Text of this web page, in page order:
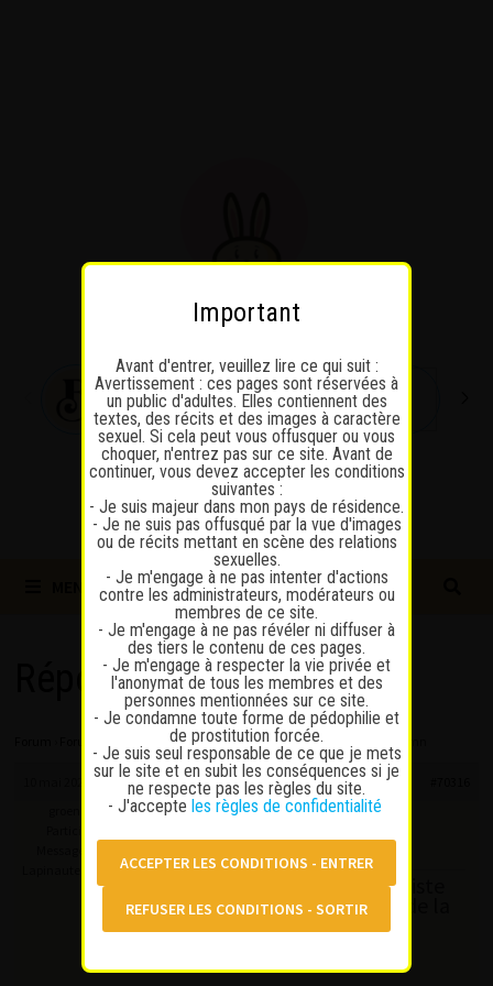
Répondre à : 15 mn
Discussions sur la prostitution › 15 mn›Répondre à : 15 mn
10 mai 2026 à 12 h 40 min
Lapinaute confirmé
MDgab wrote:
Si ça peut te rassurer il existe
aussi des professionnels de la
santé pour soigner la
Important
Avant d'entrer, veuillez lire ce qui suit :
Avertissement : ces pages sont réservées à
un public d'adultes. Elles contiennent des
textes, des récits et des images à caractère
sexuel. Si cela peut vous offusquer ou vous
choquer, n'entrez pas sur ce site. Avant de
continuer, vous devez accepter les conditions
suivantes :
- Je suis majeur dans mon pays de résidence.
- Je ne suis pas offusqué par la vue d'images
ou de récits mettant en scène des relations
sexuelles.
- Je m'engage à ne pas intenter d'actions
contre les administrateurs, modérateurs ou
membres de ce site.
- Je m'engage à ne pas révéler ni diffuser à
des tiers le contenu de ces pages.
- Je m'engage à respecter la vie privée et
l'anonymat de tous les membres et des
personnes mentionnées sur ce site.
- Je condamne toute forme de pédophilie et
de prostitution forcée.
- Je suis seul responsable de ce que je mets
sur le site et en subit les conséquences si je
ne respecte pas les règles du site.
- J'accepte les règles de confidentialité